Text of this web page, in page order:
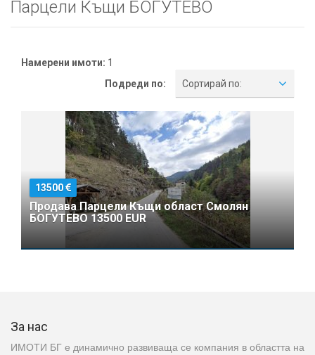
Парцели Къщи БОГУТЕВО
Намерени имоти: 1
Подреди по:
Сортирай по:
13500
Продава Парцели Къщи област Смолян
БОГУТЕВО 13500 EUR
За нас
ИМОТИ БГ е динамично развиваща се компания в областта на